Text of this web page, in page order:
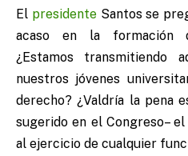
El presidenteSantos se
acaso en la formación
¿Estamos transmitiendo
nuestros jóvenes
derecho? ¿Valdría la pena
sugerido en el Congreso–
al ejercicio de cualquier